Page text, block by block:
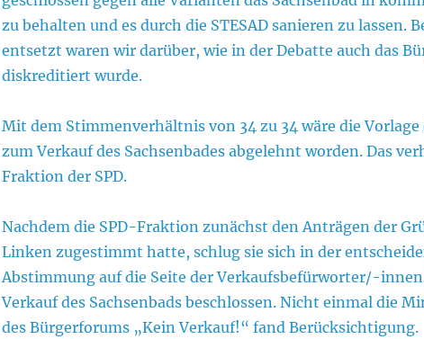
zu behalten und es durch die STESAD sanieren zu lassen.
entsetzt waren wir darüber, wie in der Debatte auch das
diskreditiert wurde.
Mit dem Stimmenverhältnis von 34 zu 34 wäre die
zum Verkauf des Sachsenbades abgelehnt worden. Das
Fraktion der SPD.
Nachdem die SPD-Fraktion zunächst den Anträgen der
Linken zugestimmt hatte, schlug sie sich in der
Abstimmung auf die Seite der Verkaufsbefürworter/-
Verkauf des Sachsenbads beschlossen. Nicht einmal die
des Bürgerforums „Kein Verkauf!“ fand Berücksichtigung.